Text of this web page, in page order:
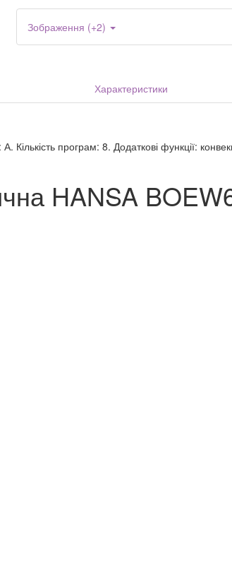
Зображення (+2)
Характеристики
програм: 8. Додаткові функції:
HANSA